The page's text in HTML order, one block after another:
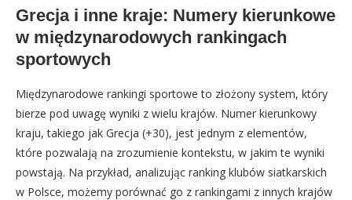
Grecja i inne kraje: Numery kierunkowe
w międzynarodowych rankingach
sportowych
Międzynarodowe rankingi sportowe to złożony system, który
bierze pod uwagę wyniki z wielu krajów. Numer kierunkowy
kraju, takiego jak Grecja (+30), jest jednym z elementów,
które pozwalają na zrozumienie kontekstu, w jakim te wyniki
powstają. Na przykład, analizując ranking klubów siatkarskich
w Polsce, możemy porównać go z rankingami z innych krajów